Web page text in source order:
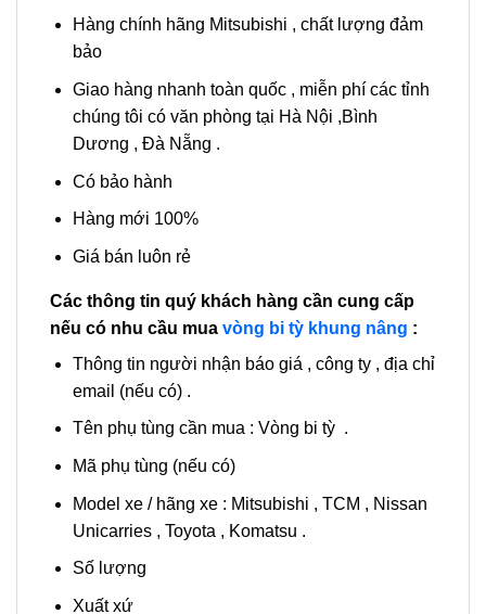
Hàng chính hãng Mitsubishi , chất lượng đảm
bảo
Giao hàng nhanh toàn quốc , miễn phí các tỉnh
chúng tôi có văn phòng tại Hà Nội ,Bình
Dương , Đà Nẵng .
Có bảo hành
Hàng mới 100%
Giá bán luôn rẻ
Các thông tin quý khách hàng cần cung cấp
nếu có nhu cầu mua vòng bi tỳ khung nâng :
Thông tin người nhận báo giá , công ty , địa chỉ
email (nếu có) .
Tên phụ tùng cần mua : Vòng bi tỳ .
Mã phụ tùng (nếu có)
Model xe / hãng xe : Mitsubishi , TCM , Nissan
Unicarries , Toyota , Komatsu .
Số lượng
Xuất xứ